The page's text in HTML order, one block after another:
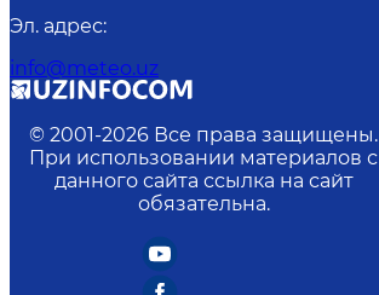
Эл. адрес:
info@meteo.uz
© 2001-2026 Все права защищены.
При использовании материалов с
данного сайта ссылка на сайт
обязательна.